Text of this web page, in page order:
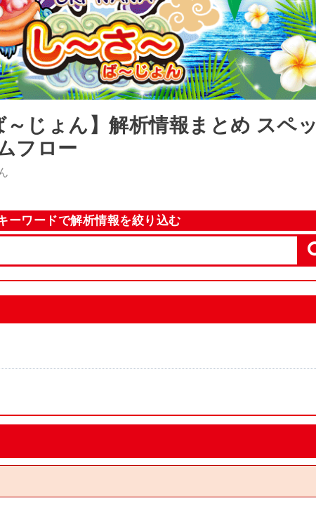
～じょん】解析情報まとめ スペッ
フロー
ーワードで解析情報を絞り込む